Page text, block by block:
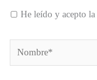
He leído y acepto la
Nombre*